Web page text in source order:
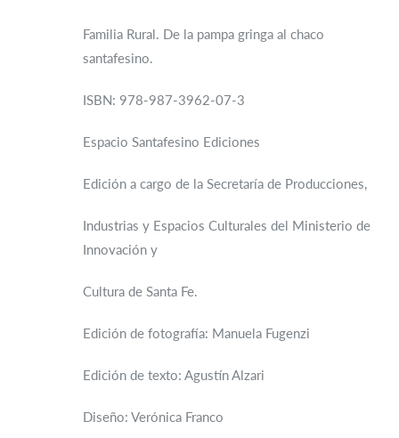
Familia Rural. De la pampa gringa al chaco
santafesino.
ISBN: 978-987-3962-07-3
Espacio Santafesino Ediciones
Edición a cargo de la Secretaría de Producciones,
Industrias y Espacios Culturales del Ministerio de
Innovación y
Cultura de Santa Fe.
Edición de fotografía: Manuela Fugenzi
Edición de texto: Agustín Alzari
Diseño: Verónica Franco